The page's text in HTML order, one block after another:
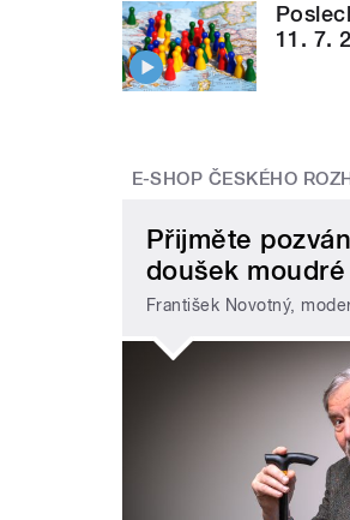
11. 7.
E-SHOP ČESKÉHO
Přijměte
doušek
František Novotný,